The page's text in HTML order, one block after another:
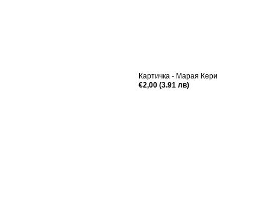
Картичка - Марая Кери
Редовна
€2,00 (3.91 лв)